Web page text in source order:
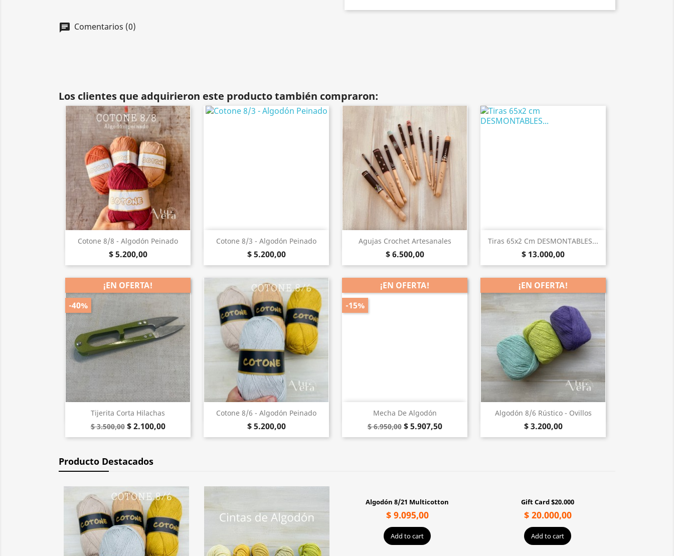
chat Comentarios (0)
Los clientes que adquirieron este producto también compraron:
Cotone 8/8 - Algodón Peinado
$ 5.200,00
Vista rápida Cotone 8/3 - Algodón Peinado
$ 5.200,00
Vista rápida Agujas Crochet Artesanales
$ 6.500,00
Vista rápida Tiras 65x2 Cm DESMONTABLES...
$ 13.000,00
Vista rápida
Tijerita Corta Hilachas
$ 3.500,00 $ 2.100,00
¡EN OFERTA!
-40%
Vista rápida Cotone 8/6 - Algodón Peinado
$ 5.200,00
Vista rápida
Mecha De Algodón
$ 6.950,00 $ 5.907,50
¡EN OFERTA!
-15%
Vista rápida Algodón 8/6 Rústico - Ovillos
$ 3.200,00
¡EN OFERTA!
Vista rápida
Producto Destacados
Algodón 8/21 Multicotton
$ 9.095,00
Add to cart
Gift Card $20.000
$ 20.000,00
Add to cart